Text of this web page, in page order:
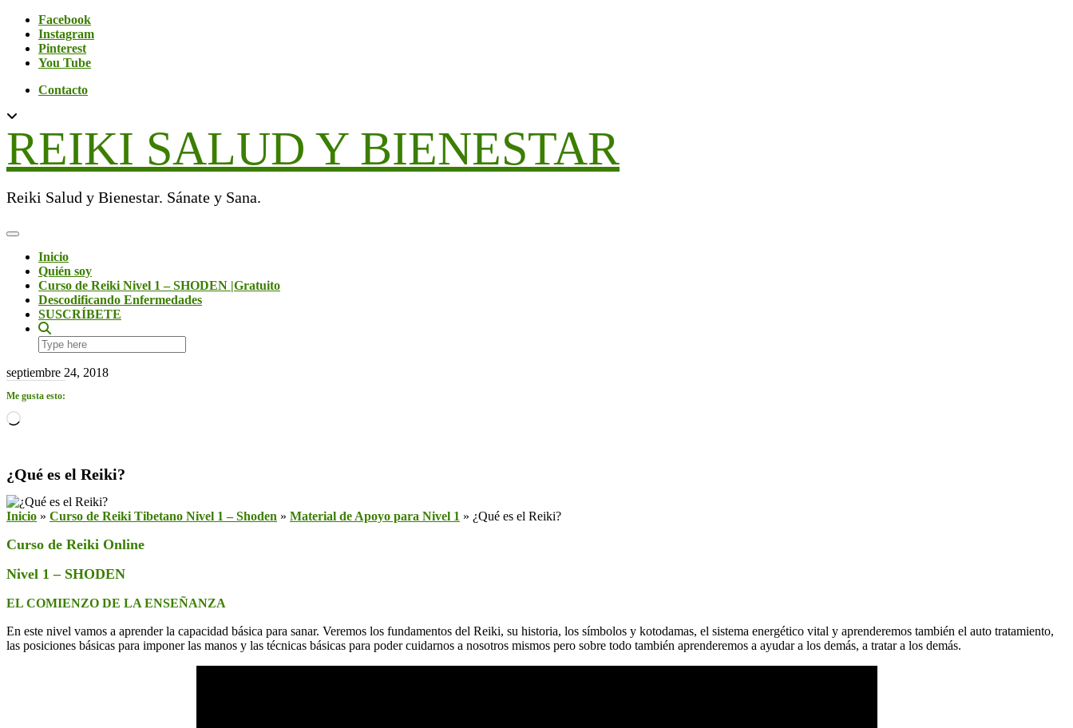
Skip
content
Social Facebook
Instagram
Pinterest
You Tube
Contacto
REIKI SALUD Y BIENESTAR
Reiki Salud y Bienestar. Sánate y Sana.
Toggle Navigation
Inicio
Quién soy
Curso de Reiki Nivel 1 – SHODEN |Gratuito
Descodificando Enfermedades
SUSCRÍBETE
here
septiembre 24, 2018
Me gusta esto:
Cargando...
¿Qué es el Reiki?
Inicio » Curso de Reiki Tibetano Nivel 1 – Shoden » Material de Apoyo para Nivel 1 » ¿Qué es el Reiki?
Curso de Reiki Online
Nivel 1 – SHODEN
EL COMIENZO DE LA ENSEÑANZA
En este nivel vamos a aprender la capacidad básica para sanar. Veremos los fundamentos del Reiki, su historia, los símbolos y kotodamas, el sistema energético vital y aprenderemos también el auto tratamiento,
las posiciones básicas para imponer las manos y las técnicas básicas para poder cuidarnos a nosotros mismos pero sobre todo también aprenderemos a ayudar a los demás, a tratar a los demás.